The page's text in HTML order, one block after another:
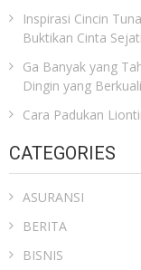
Inspirasi Cincin
Buktikan Cinta
Ga Banyak yang
Dingin yang
Cara Padukan
CATEGORIES
ASURANSI
BERITA
BISNIS